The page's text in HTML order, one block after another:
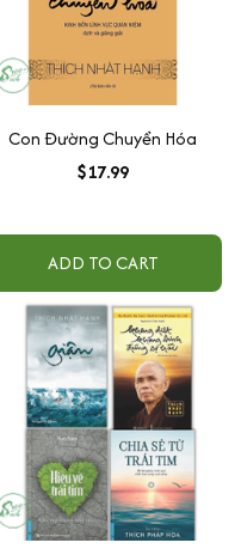
Con Đường Chuyển Hóa
$17.99
ADD TO CART